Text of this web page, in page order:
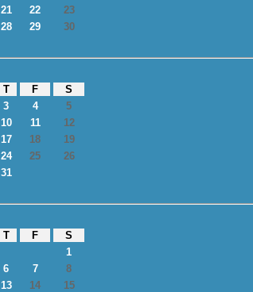
21 22
23
28 29 30
T F
S
3 4
5
10 11
12
17 18
19
24 25
26
31
T F
S
1
6 7
8
13 14
15